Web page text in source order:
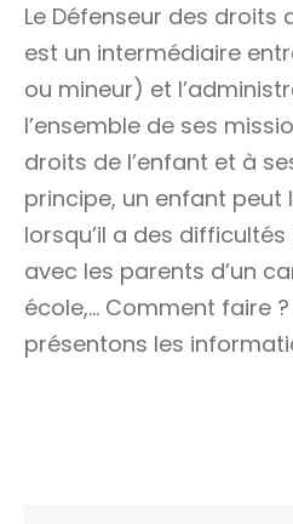
Le Défenseur des droits
est un intermédiaire
ou mineur) et
l’ensemble de ses
droits de l’enfant et à
principe, un enfant
lorsqu’il a des
avec les parents d’un
école,… Comment faire
présentons les